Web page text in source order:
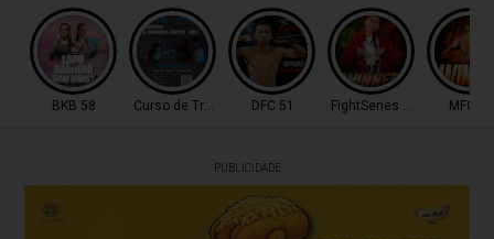
BKB 58 Curso de TreinadoresDFC 51 FightSeries 11 MFC 53
PUBLICIDADE